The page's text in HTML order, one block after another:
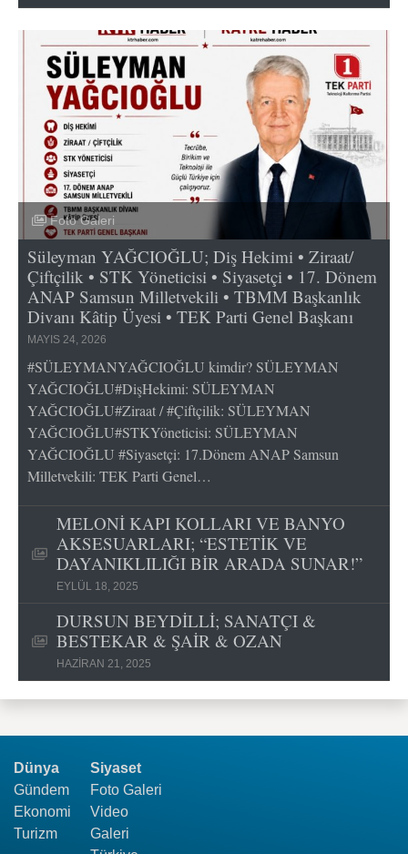
Foto Galeri
Süleyman YAĞCIOĞLU; Diş Hekimi • Ziraat/
Çiftçilik • STK Yöneticisi • Siyasetçi • 17. Dönem
ANAP Samsun Milletvekili • TBMM Başkanlık
Divanı Kâtip Üyesi • TEK Parti Genel Başkanı
MAYIS 24, 2026
#SÜLEYMANYAĞCIOĞLU kimdir? SÜLEYMAN
YAĞCIOĞLU#DişHekimi: SÜLEYMAN
YAĞCIOĞLU#Ziraat / #Çiftçilik: SÜLEYMAN
YAĞCIOĞLU#STKYöneticisi: SÜLEYMAN
YAĞCIOĞLU #Siyasetçi: 17.Dönem ANAP Samsun
Milletvekili: TEK Parti Genel…
MELONİ KAPI KOLLARI VE BANYO
AKSESUARLARI; “ESTETİK VE
DAYANIKLILIĞI BİR ARADA SUNAR!”
EYLÜL 18, 2025
DURSUN BEYDİLLİ; SANATÇI &
BESTEKAR & ŞAİR & OZAN
HAZIRAN 21, 2025
Dünya
Gündem
Ekonomi
Turizm
Siyaset
Foto Galeri
Video
Galeri